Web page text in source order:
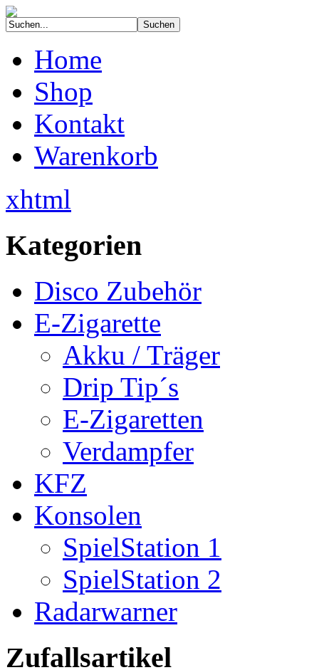
Home
Shop
Kontakt
Warenkorb
xhtml
Kategorien
Disco Zubehör
E-Zigarette
Akku / Träger
Drip Tip´s
E-Zigaretten
Verdampfer
KFZ
Konsolen
SpielStation 1
SpielStation 2
Radarwarner
Zufallsartikel